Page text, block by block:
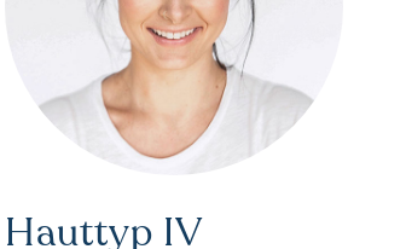
Hauttyp IV